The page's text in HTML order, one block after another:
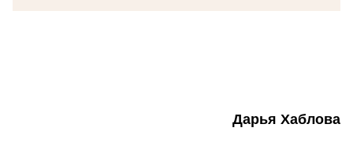
Дарья Хаблова